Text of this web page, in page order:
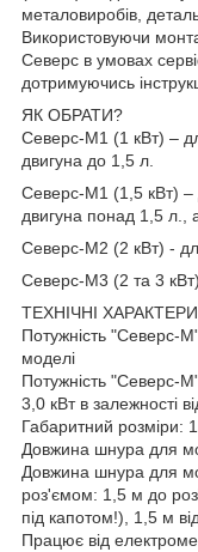
металовиробів,
Використовуючи
Северс в умовах
дотримуючись
ЯК ОБРАТИ?
Северс-М1 (1 кВт) –
двигуна до 1,5 л.
Северс-М1 (1,5 кВт) –
двигуна понад 1,5 л.,
Северс-М2 (2 кВт) -
Северс-М3 (2 та 3
ТЕХНІЧНІ
Потужність "Северс-
моделі
Потужність "Северс-
3,0 кВт в залежності
Габаритний
Довжина шнура для
Довжина шнура для
роз'ємом: 1,5 м до
під капотом!), 1,5 м
Працює від